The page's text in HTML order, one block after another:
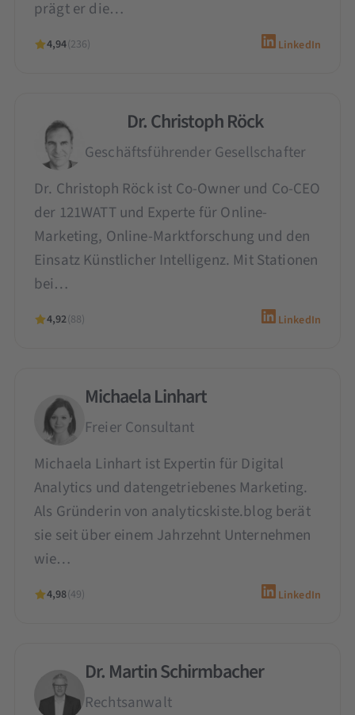
prägt er die…
4,94(236) LinkedIn
Dr. Christoph Röck
Geschäftsführender Gesellschafter
Dr. Christoph Röck ist Co-Owner und Co-CEO
der 121WATT und Experte für Online-
Marketing, Online-Marktforschung und den
Einsatz Künstlicher Intelligenz. Mit Stationen
bei…
4,92(88) LinkedIn
Michaela Linhart
Freier Consultant
Michaela Linhart ist Expertin für Digital
Analytics und datengetriebenes Marketing.
Als Gründerin von analyticskiste.blog berät
sie seit über einem Jahrzehnt Unternehmen
wie…
4,98(49) LinkedIn
Dr. Martin Schirmbacher
Rechtsanwalt